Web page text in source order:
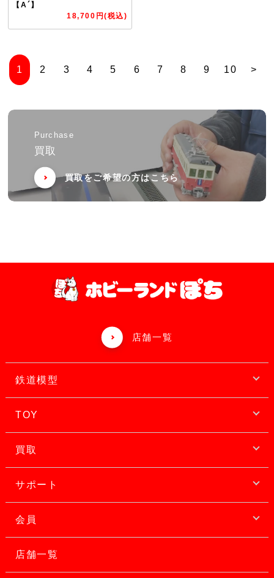
【A´】
18,700円(税込)
1 2 3 4 5 6 7 8 9 10 >
Purchase
買取
買取をご希望の方はこちら
店舗一覧
鉄道模型
TOY
買取
サポート
会員
店舗一覧